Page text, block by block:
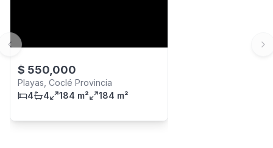
$ 550,000
Playas, Coclé Provincia
4
4 184 m² 184 m²
Previous slide